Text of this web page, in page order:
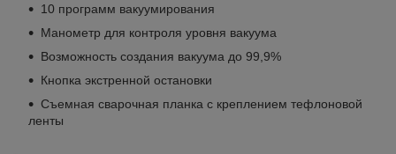
10 программ вакуумирования
Манометр для контроля уровня вакуума
Возможность создания вакуума до 99,9%
Кнопка экстренной остановки
Съемная сварочная планка с креплением тефлоновой
ленты